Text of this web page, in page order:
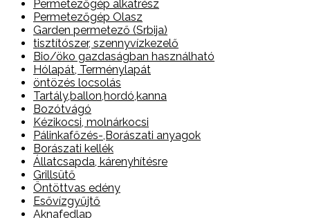
Permetezőgép alkatrész
Permetezőgép Olasz
Garden permetező (Srbija)
tisztítószer, szennyvízkezelő
Bio/öko gazdaságban használható
Hólapát, Terménylapát
öntözés locsolás
Tartály,ballon,hordó,kanna
Bozótvágó
Kézikocsi, molnárkocsi
Pálinkafőzés-,Borászati anyagok
Borászati kellék
Állatcsapda, kárenyhítésre
Grillsütő
Öntöttvas edény
Esővízgyűjtő
Aknafedlap